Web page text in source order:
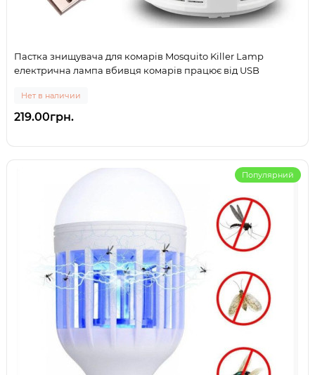
Пастка знищувача для комарів Mosquito Killer Lamp
електрична лампа вбивця комарів працює від USB
Нет в наличии
219.00грн.
Популярний